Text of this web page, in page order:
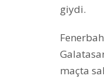
giydi.
maçta